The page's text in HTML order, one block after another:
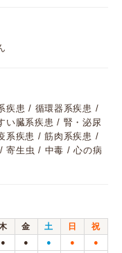
疾患 / 循環器系疾患 /
い臓系疾患 / 腎・泌尿
系疾患 / 筋肉系疾患 /
寄生虫 / 中毒 / 心の病
金 土 日
祝
● ● ● ● ●